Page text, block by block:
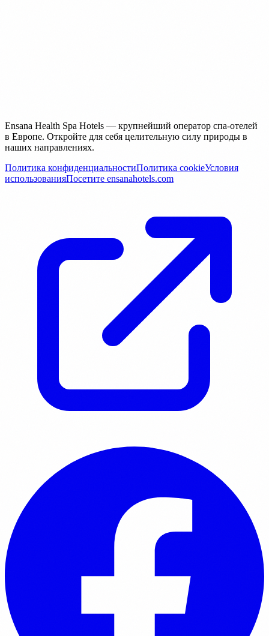
Ensana Health Spa Hotels — крупнейший оператор спа-отелей
в Европе. Откройте для себя целительную силу природы в
наших направлениях.
Политика конфиденциальностиПолитика cookieУсловия
использованияПосетите ensanahotels.com